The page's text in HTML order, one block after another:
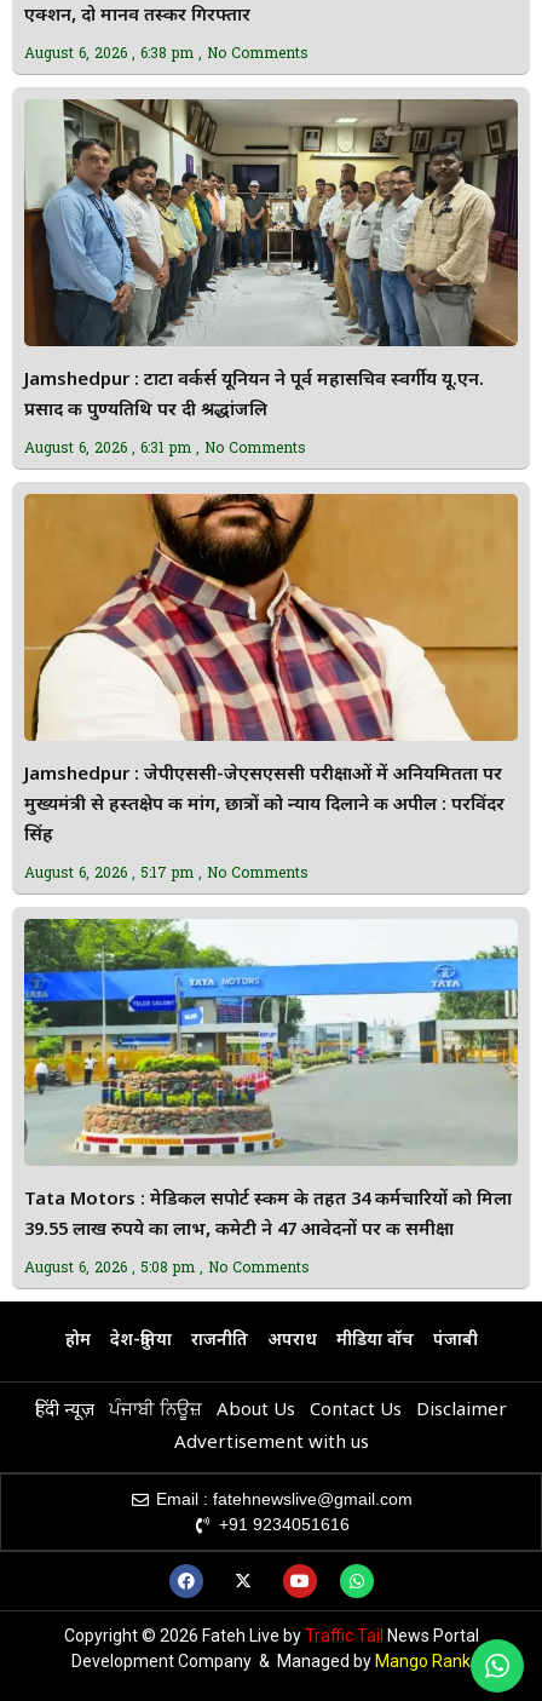
एक्शन, दो मानव तस्कर गिरफ्तार
August 6, 2026 6:38 pm No Comments
Jamshedpur : टाटा वर्कर्स यूनियन ने पूर्व महासचिव स्वर्गीय यू.एन.
प्रसाद की पुण्यतिथि पर दी श्रद्धांजलि
August 6, 2026 6:31 pm No Comments
Jamshedpur : जेपीएससी-जेएसएससी परीक्षाओं में अनियमितता पर
मुख्यमंत्री से हस्तक्षेप की मांग, छात्रों को न्याय दिलाने की अपील : परविंदर
सिंह
August 6, 2026 5:17 pm No Comments
Tata Motors : मेडिकल सपोर्ट स्कीम के तहत 34 कर्मचारियों को मिला
39.55 लाख रुपये का लाभ, कमेटी ने 47 आवेदनों पर की समीक्षा
August 6, 2026 5:08 pm No Comments
होम देश-दुनिया राजनीति अपराध मीडिया वॉच पंजाबी
हिंदी न्यूज़ ਪੰਜਾਬੀ ਨਿਊਜ਼ About Us Contact Us
Disclaimer
Advertisement with us
Email : fatehnewslive@gmail.com
+91 9234051616
Copyright © 2026 Fateh Live byTraffic Tail News Portal
Development Company & Managed by Mango Rank